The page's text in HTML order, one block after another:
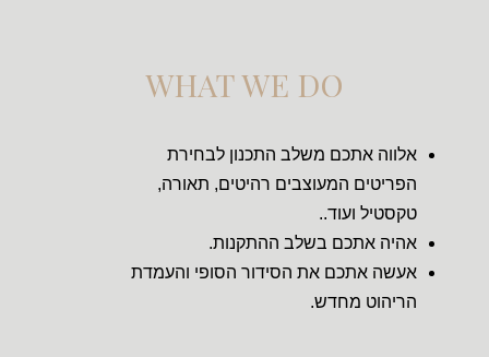
WHAT WE DO
אלווה אתכם משלב התכנון לבחירת
הפריטים המעוצבים רהיטים, תאורה,
טקסטיל ועוד..
אהיה אתכם בשלב ההתקנות.
אעשה אתכם את הסידור הסופי והעמדת
הריהוט מחדש.